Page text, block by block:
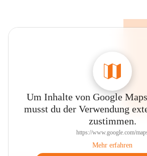
Um Inhalte von Google
musst du der Verwendung
zustimmen.
https://www.google.com/
Mehr erfahren